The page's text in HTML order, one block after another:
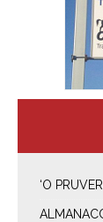
‘O